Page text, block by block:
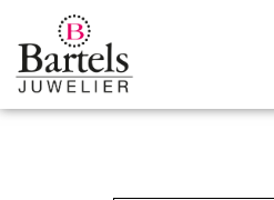
Inhalt
springen